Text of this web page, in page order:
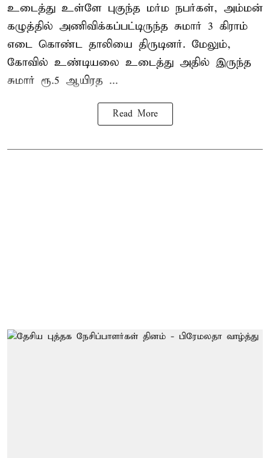
உடைத்து உள்ளே புகுந்த மர்ம நபர்கள், அம்மன்
கழுத்தில் அணிவிக்கப்பட்டிருந்த சுமார் 3 கிராம்
எடை கொண்ட தாலியை திருடினர். மேலும்,
கோவில் உண்டியலை உடைத்து அதில் இருந்த
சுமார் ரூ.5 ஆயிரத ...
Read More